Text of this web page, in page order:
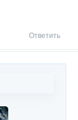
Ответить